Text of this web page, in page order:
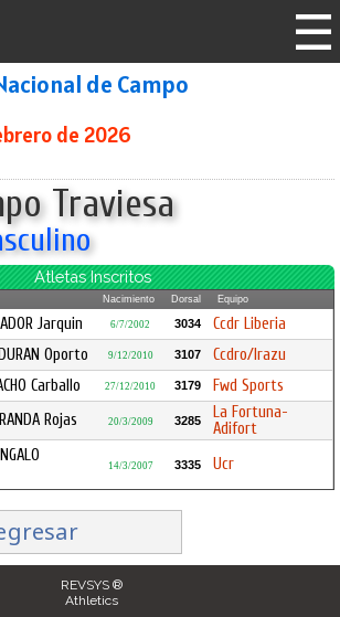
de Campo
de 2026
Traviesa
Atletas Inscritos
Nacimiento Dorsal Equipo
Jarquin 6/7/2002 3034 Ccdr Liberia
Oporto 9/12/2010 3107 Ccdro/Irazu
Carballo 27/12/2010 3179 Fwd Sports
Rojas 20/3/2009 3285
La Fortuna-
Adifort
14/3/2007 3335 Ucr
REVSYS ®
Athletics